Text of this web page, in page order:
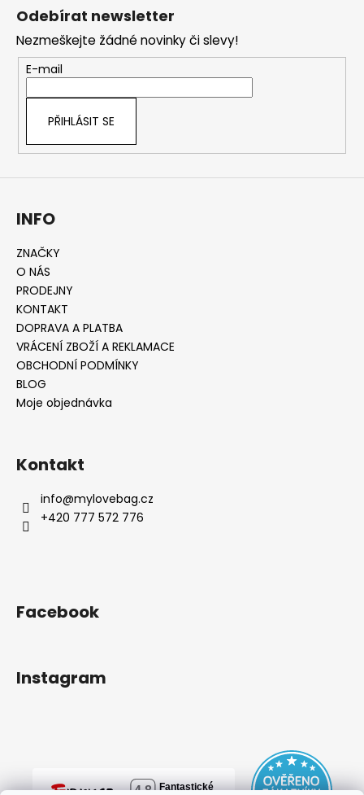
Odebírat newsletter
Nezmeškejte žádné novinky či slevy!
E-mail
PŘIHLÁSIT SE
INFO
ZNAČKY
O NÁS
PRODEJNY
KONTAKT
DOPRAVA A PLATBA
VRÁCENÍ ZBOŽÍ A REKLAMACE
OBCHODNÍ PODMÍNKY
BLOG
Moje objednávka
Kontakt
info@mylovebag.cz
+420 777 572 776
Facebook
Instagram